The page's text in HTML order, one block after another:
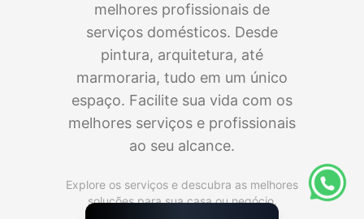
melhores profissionais de
serviços domésticos. Desde
pintura, arquitetura, até
marmoraria, tudo em um único
espaço. Facilite sua vida com os
melhores serviços e profissionais
ao seu alcance.
Explore os serviços e descubra as melhores
soluções para sua casa ou negócio.